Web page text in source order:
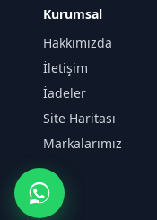
Kurumsal
Hakkımızda
İletişim
İadeler
Site Haritası
Markalarımız